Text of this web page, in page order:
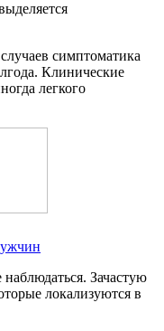
симптоматика
Клинические
легкого
Зачастую
локализуются в